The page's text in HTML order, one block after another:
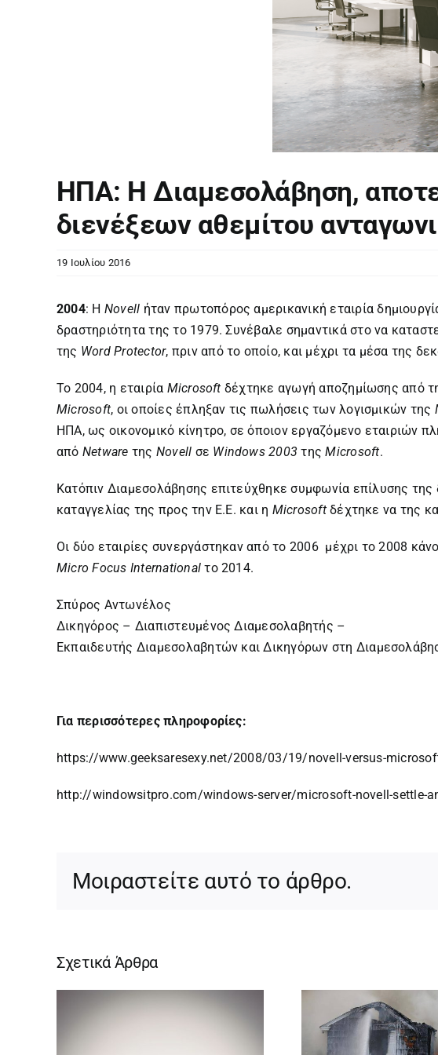
ΗΠΑ: Η Διαμεσολάβηση,
διενέξεων αθεμίτου
19 Ιουλίου 2016
2004: Η Novell ήταν πρωτοπόρος αμερικανική εταιρία
δραστηριότητα της το 1979. Συνέβαλε σημαντικά στο να
της Word Protector, πριν από το οποίο, και μέχρι τα μέσα της
Το 2004, η εταιρία Microsoft δέχτηκε αγωγή αποζημίωσης από
Microsoft, οι οποίες έπληξαν τις πωλήσεις των λογισμικών της
ΗΠΑ, ως οικονομικό κίνητρο, σε όποιον εργαζόμενο εταιριών
από Netware της Novell σε Windows 2003 τηςMicrosoft.
Κατόπιν Διαμεσολάβησης επιτεύχθηκε συμφωνία επίλυσης της
καταγγελίας της προς την Ε.Ε. και η Microsoftδέχτηκε να της
Οι δύο εταιρίες συνεργάστηκαν από το 2006 μέχρι το 2008
Micro Focus International το 2014.
Σπύρος Αντωνέλος
Δικηγόρος – Διαπιστευμένος Διαμεσολαβητής –
Εκπαιδευτής Διαμεσολαβητών και Δικηγόρων στη
Για περισσότερες πληροφορίες:
https://www.geeksaresexy.net/2008/03/19/novell-versus-
http://windowsitpro.com/windows-server/microsoft-novell-settle-
Μοιραστείτε αυτό το άρθρο.
Σχετικά Άρθρα